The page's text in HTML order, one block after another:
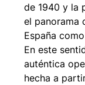
de 1940 y la
el panorama
España
En este
auténtica
hecha a